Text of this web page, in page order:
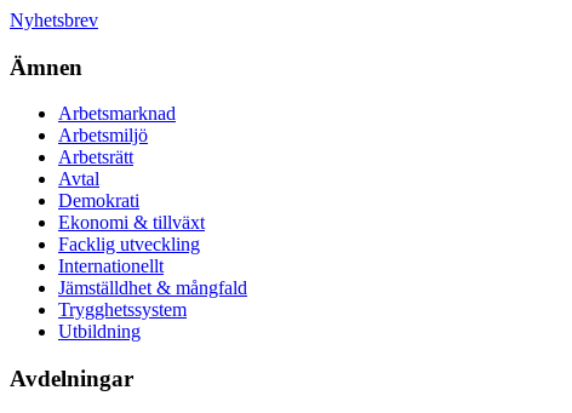
Nyhetsbrev
Ämnen
Arbetsmarknad
Arbetsmiljö
Arbetsrätt
Avtal
Demokrati
Ekonomi & tillväxt
Facklig utveckling
Internationellt
Jämställdhet & mångfald
Trygghetssystem
Utbildning
Avdelningar